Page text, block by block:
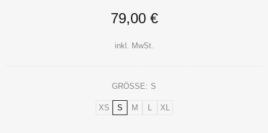
79,00 €
inkl. MwSt.
GRÖSSE: S
XS S M L XL